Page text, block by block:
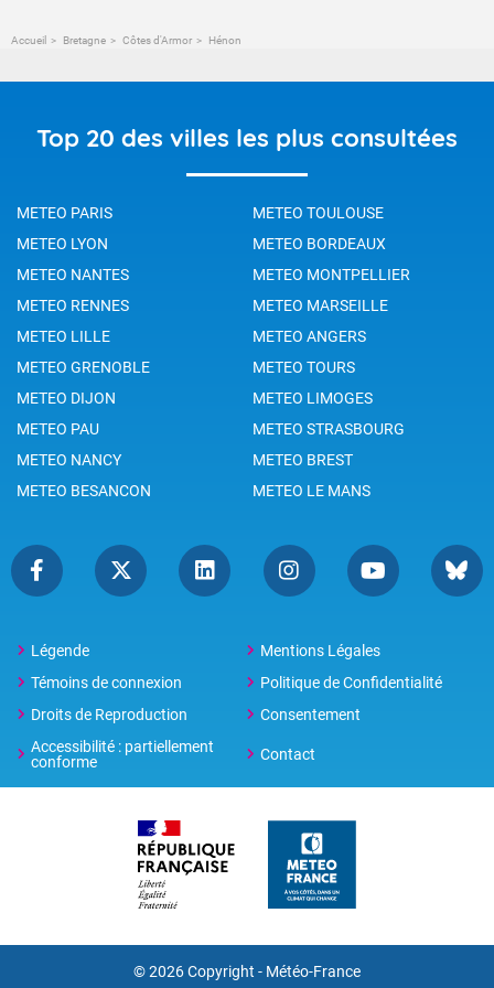
Accueil Bretagne Côtes d'Armor Hénon
Top 20 des villes les plus consultées
METEO PARIS
METEO TOULOUSE
METEO LYON
METEO BORDEAUX
METEO NANTES
METEO MONTPELLIER
METEO RENNES
METEO MARSEILLE
METEO LILLE
METEO ANGERS
METEO GRENOBLE
METEO TOURS
METEO DIJON
METEO LIMOGES
METEO PAU
METEO STRASBOURG
METEO NANCY
METEO BREST
METEO BESANCON
METEO LE MANS
Légende
Mentions Légales
Témoins de connexion
Politique de Confidentialité
Droits de Reproduction
Consentement
Accessibilité : partiellement
conforme
Contact
© 2026 Copyright - Météo-France